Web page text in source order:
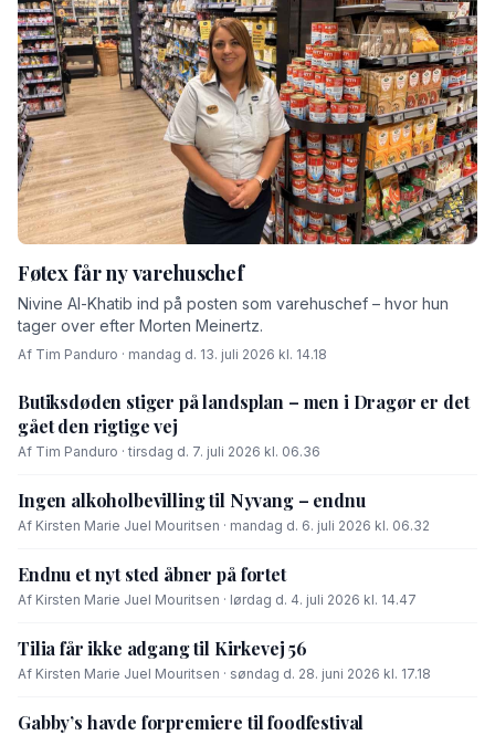
Føtex får ny varehuschef
Nivine Al-Khatib ind på posten som varehuschef – hvor hun
tager over efter Morten Meinertz.
Af Tim Panduro · mandag d. 13. juli 2026 kl. 14.18
Butiksdøden stiger på landsplan – men i Dragør er det
gået den rigtige vej
Af Tim Panduro · tirsdag d. 7. juli 2026 kl. 06.36
Ingen alkoholbevilling til Nyvang – endnu
Af Kirsten Marie Juel Mouritsen · mandag d. 6. juli 2026 kl. 06.32
Endnu et nyt sted åbner på fortet
Af Kirsten Marie Juel Mouritsen · lørdag d. 4. juli 2026 kl. 14.47
Tilia får ikke adgang til Kirkevej 56
Af Kirsten Marie Juel Mouritsen · søndag d. 28. juni 2026 kl. 17.18
Gabby’s havde forpremiere til foodfestival